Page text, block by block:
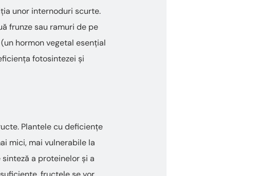
unor internoduri scurte.
frunze sau ramuri de pe
hormon vegetal esențial
fotosintezei și
Plantele cu deficiențe
mici, mai vulnerabile la
a proteinelor și a